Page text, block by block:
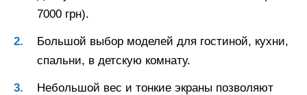
7000 грн).
Большой выбор моделей для гостиной, кухни,
спальни, в детскую комнату.
Небольшой вес и тонкие экраны позволяют